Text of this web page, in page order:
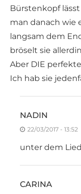
Bürstenkopf
man danach wie
langsam dem
bröselt sie
Aber DIE
Ich hab sie
NADIN
22/03/2017 - 13:52
unter dem
CARINA